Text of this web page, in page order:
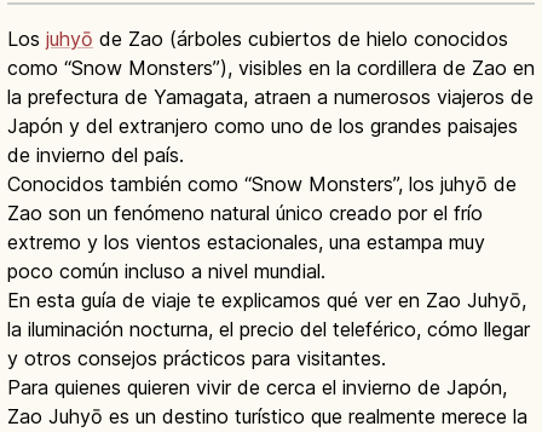
Los juhyō de Zao (árboles cubiertos de hielo conocidos
como “Snow Monsters”), visibles en la cordillera de Zao en
la prefectura de Yamagata, atraen a numerosos viajeros de
Japón y del extranjero como uno de los grandes paisajes
de invierno del país.
Conocidos también como “Snow Monsters”, los juhyō de
Zao son un fenómeno natural único creado por el frío
extremo y los vientos estacionales, una estampa muy
poco común incluso a nivel mundial.
En esta guía de viaje te explicamos qué ver en Zao Juhyō,
la iluminación nocturna, el precio del teleférico, cómo llegar
y otros consejos prácticos para visitantes.
Para quienes quieren vivir de cerca el invierno de Japón,
Zao Juhyō es un destino turístico que realmente merece la